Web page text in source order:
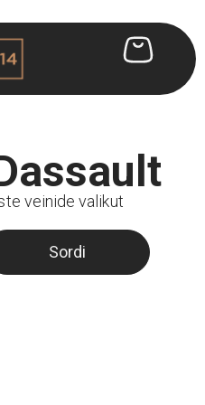
veinide valikut
Sordi